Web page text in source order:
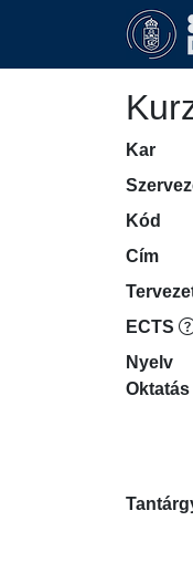
Kar
Kód
Cím
ECTS
Nyelv